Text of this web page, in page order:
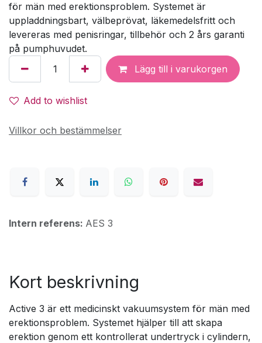
för män med erektionsproblem. Systemet är
uppladdningsbart, välbeprövat, läkemedelsfritt och
levereras med penisringar, tillbehör och 2 års garanti
på pumphuvudet.
Lägg till i varukorgen
Add to wishlist
Villkor och bestämmelser
Intern referens: AES 3
Kort beskrivning
Active 3 är ett medicinskt vakuumsystem för män med
erektionsproblem. Systemet hjälper till att skapa
erektion genom ett kontrollerat undertryck i cylindern,